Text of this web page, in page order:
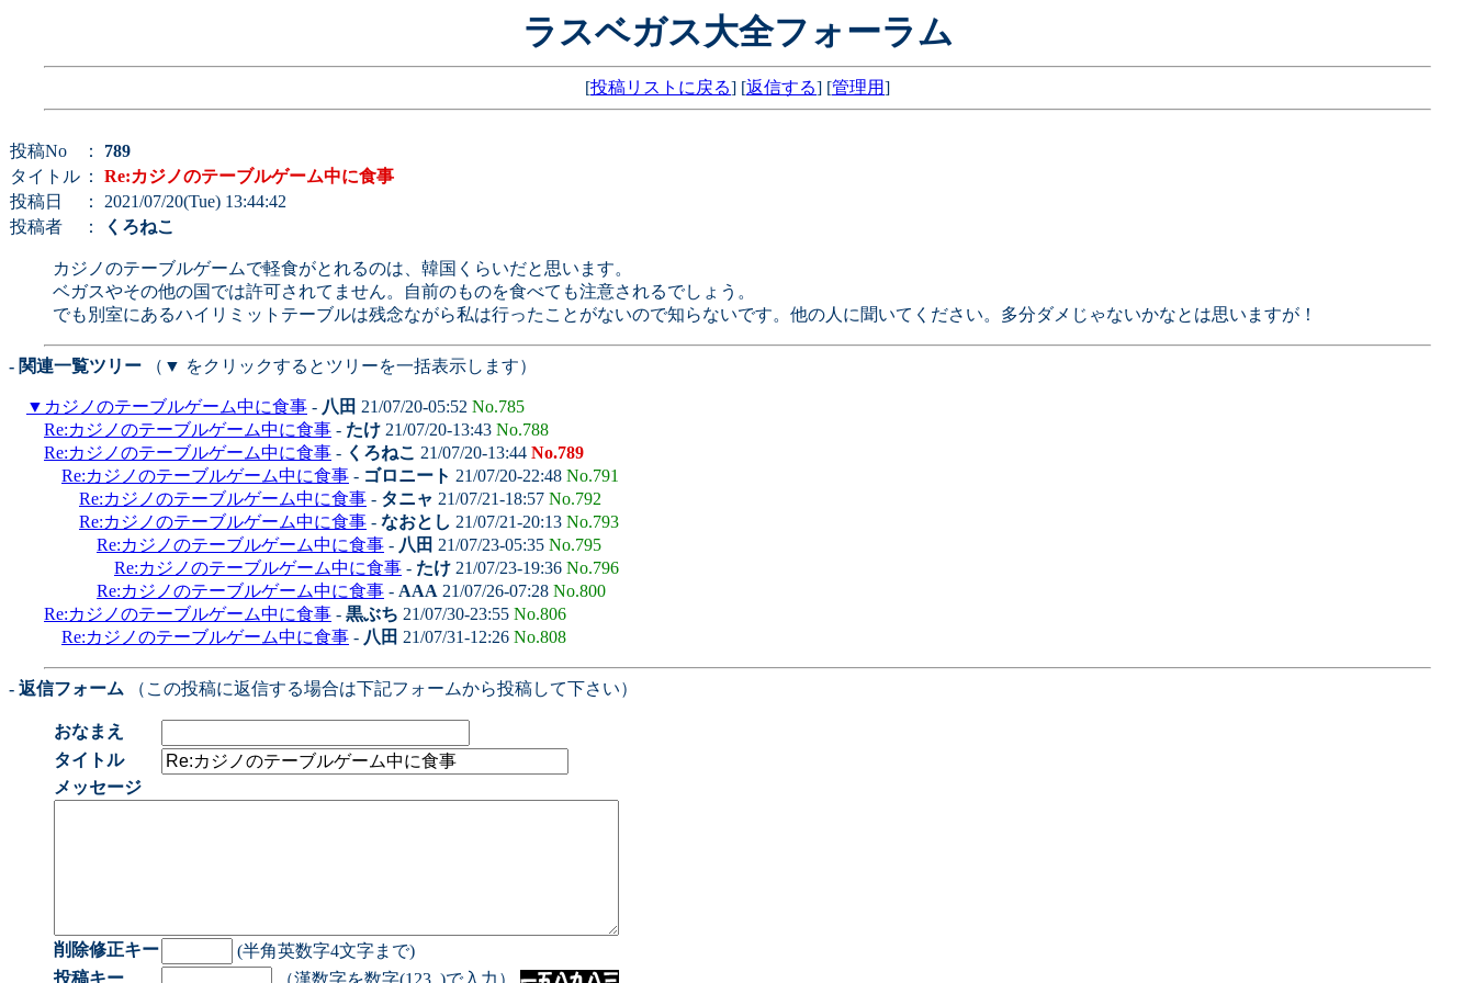
ラスベガス大全フォーラム
[投稿リストに戻る] [返信する] [管理用]
投稿No ： 789
タイトル ： Re:カジノのテーブルゲーム中に食事
投稿日
： 2021/07/20(Tue) 13:44:42
投稿者
： くろねこ
カジノのテーブルゲームで軽食がとれるのは、韓国くらいだと思います。
ベガスやその他の国では許可されてません。自前のものを食べても注意されるでしょう。
でも別室にあるハイリミットテーブルは残念ながら私は行ったことがないので知らないです。他の人に聞いてください。多分ダメじゃないかなとは思いますが！
- 関連一覧ツリー （▼ をクリックするとツリーを一括表示します）
▼ カジノのテーブルゲーム中に食事 - 八田 21/07/20-05:52 No.785
Re:カジノのテーブルゲーム中に食事 - たけ 21/07/20-13:43 No.788
Re:カジノのテーブルゲーム中に食事 - くろねこ 21/07/20-13:44 No.789
Re:カジノのテーブルゲーム中に食事 - ゴロニート 21/07/20-22:48 No.791
Re:カジノのテーブルゲーム中に食事 - タニャ 21/07/21-18:57 No.792
Re:カジノのテーブルゲーム中に食事 - なおとし 21/07/21-20:13 No.793
Re:カジノのテーブルゲーム中に食事 - 八田 21/07/23-05:35 No.795
Re:カジノのテーブルゲーム中に食事 - たけ 21/07/23-19:36 No.796
Re:カジノのテーブルゲーム中に食事 - AAA 21/07/26-07:28 No.800
Re:カジノのテーブルゲーム中に食事 - 黒ぶち 21/07/30-23:55 No.806
Re:カジノのテーブルゲーム中に食事 - 八田 21/07/31-12:26 No.808
- 返信フォーム （この投稿に返信する場合は下記フォームから投稿して下さい）
おなまえ
タイトル
メッセージ
削除修正キー
(半角英数字4文字まで)
投稿キー
（漢数字を数字(123..)で入力）